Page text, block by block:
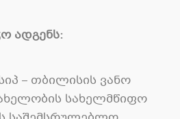
ადგენს:
– თბილისის ვანო
სახელმწიფო